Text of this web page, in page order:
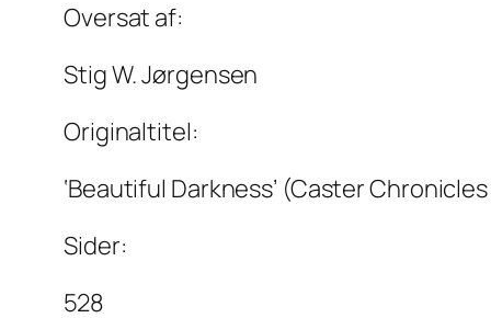
Oversat af:
Stig W. Jørgensen
Originaltitel:
‘Beautiful Darkness’ (Caster
Sider:
528